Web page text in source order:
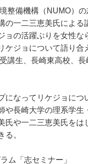
備機構（NUMO）
一二三恵美氏による
の活躍ぶりを女性な
ジョについて語り合
講生、長崎東高校、
なってリケジョにつ
長崎大学の理系学生
や一二三恵美氏をは
。
ム「志セミナー」